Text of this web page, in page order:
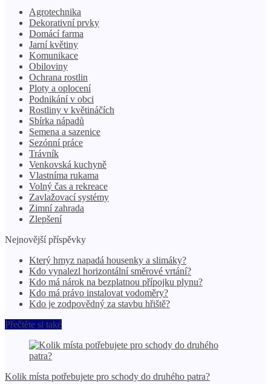
Agrotechnika
Dekorativní prvky
Domácí farma
Jarní květiny
Komunikace
Obiloviny
Ochrana rostlin
Ploty a oplocení
Podnikání v obci
Rostliny v květináčích
Sbírka nápadů
Semena a sazenice
Sezónní práce
Trávník
Venkovská kuchyně
Vlastníma rukama
Volný čas a rekreace
Zavlažovací systémy
Zimní zahrada
Zlepšení
Nejnovější příspěvky
Který hmyz napadá housenky a slimáky?
Kdo vynalezl horizontální směrové vrtání?
Kdo má nárok na bezplatnou přípojku plynu?
Kdo má právo instalovat vodoměry?
Kdo je zodpovědný za stavbu hřiště?
Přečtěte si také
Kolik místa potřebujete pro schody do druhého patra?